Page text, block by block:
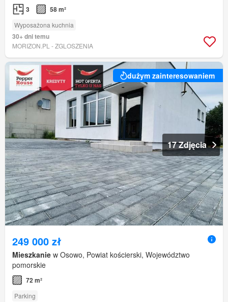
3 58 m²
Wyposażona kuchnia
30+ dni temu
MORIZON.PL - ZGLOSZENIA
dużym zainteresowaniem
17 Zdjęcia
249 000 zł
Mieszkanie w Osowo, Powiat kościerski, Województwo
pomorskie
72 m²
Parking